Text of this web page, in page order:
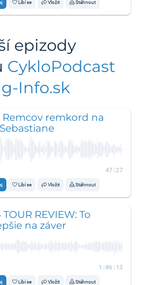
Líbí se Vložit Stáhnout
epizody
CykloPodcast
Info.sk
Remcov remkord na
47:27
Líbí se Vložit Stáhnout
TOUR REVIEW: To
na záver
1:06:13
Líbí se Vložit Stáhnout